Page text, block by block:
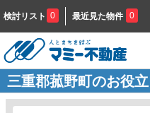
検討リスト 0 最近見た物件 0
三重郡菰野町のお役